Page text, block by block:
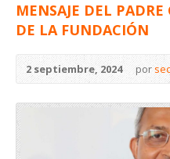
MENSAJE DEL
DE LA FUNDACIÓN
2 septiembre, 2024 por